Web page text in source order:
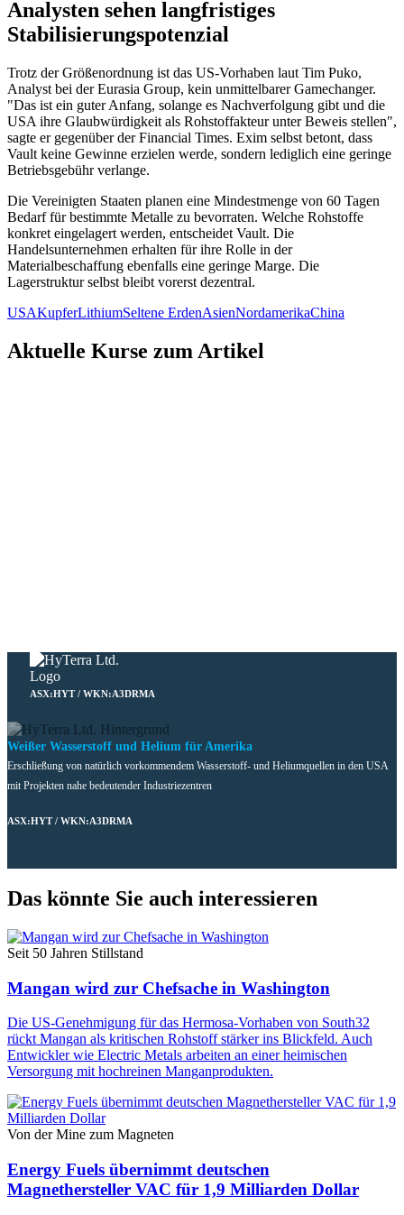
Analysten sehen langfristiges
Stabilisierungspotenzial
Trotz der Größenordnung ist das US-Vorhaben laut Tim Puko,
Analyst bei der Eurasia Group, kein unmittelbarer Gamechanger.
"Das ist ein guter Anfang, solange es Nachverfolgung gibt und die
USA ihre Glaubwürdigkeit als Rohstoffakteur unter Beweis stellen",
sagte er gegenüber der Financial Times. Exim selbst betont, dass
Vault keine Gewinne erzielen werde, sondern lediglich eine geringe
Betriebsgebühr verlange.
Die Vereinigten Staaten planen eine Mindestmenge von 60 Tagen
Bedarf für bestimmte Metalle zu bevorraten. Welche Rohstoffe
konkret eingelagert werden, entscheidet Vault. Die
Handelsunternehmen erhalten für ihre Rolle in der
Materialbeschaffung ebenfalls eine geringe Marge. Die
Lagerstruktur selbst bleibt vorerst dezentral.
USAKupferLithiumSeltene ErdenAsienNordamerikaChina
Aktuelle Kurse zum Artikel
ASX:HYT / WKN:A3DRMA
Weißer Wasserstoff und Helium für Amerika
Erschließung von natürlich vorkommendem Wasserstoff- und Heliumquellen in den USA
mit Projekten nahe bedeutender Industriezentren
ASX:HYT / WKN:A3DRMA
Das könnte Sie auch interessieren
Seit 50 Jahren Stillstand
Mangan wird zur Chefsache in Washington
Die US-Genehmigung für das Hermosa-Vorhaben von South32
rückt Mangan als kritischen Rohstoff stärker ins Blickfeld. Auch
Entwickler wie Electric Metals arbeiten an einer heimischen
Versorgung mit hochreinen Manganprodukten.
Von der Mine zum Magneten
Energy Fuels übernimmt deutschen
Magnethersteller VAC für 1,9 Milliarden Dollar